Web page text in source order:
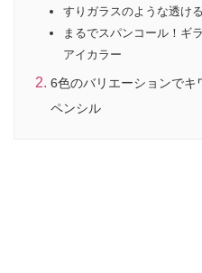
すりガラスのような透け
まるでスパンコール！ギ
アイカラー
6色のバリエーションで
ペンシル